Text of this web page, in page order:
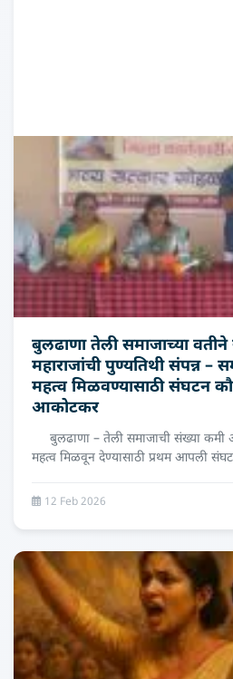
बुलढाणा तेली समाजाच्या
महाराजांची पुण्यतिथी संपन्न –
महत्व मिळवण्यासाठी संघटन
आकोटकर
बुलढाणा – तेली समाजाची संख्या कमी
महत्व मिळवून देण्यासाठी प्रथम आपली
12 Feb 2026